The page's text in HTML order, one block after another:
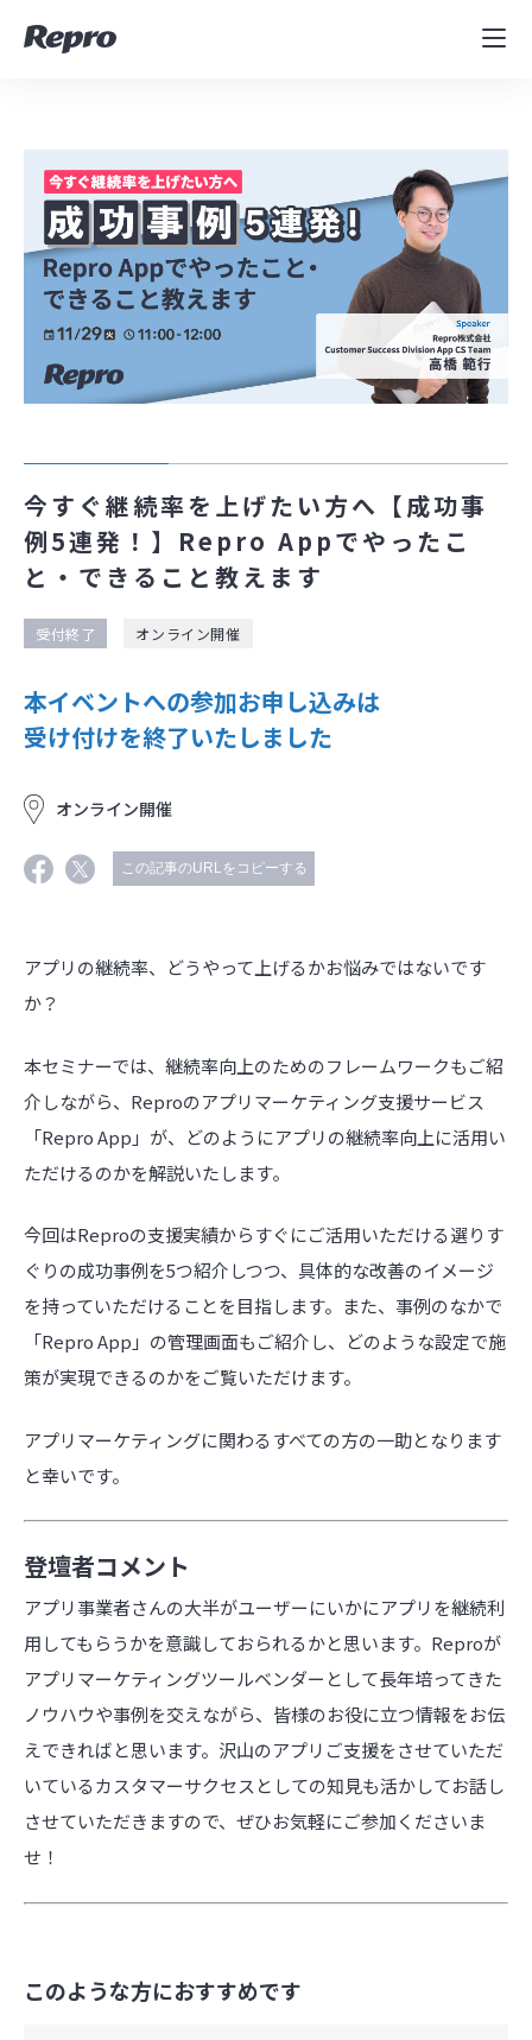
MAツール
コンサルティング
導入事例
セミナー／イベント
資料／コンテンツ
今すぐ継続率を上げたい方へ【成功事
例5連発！】Repro Appでやったこ
と・できること教えます
受付終了 オンライン開催
本イベントへの参加お申し込みは
受け付けを終了いたしました
オンライン開催
この記事のURLをコピーする
アプリの継続率、どうやって上げるかお悩みではないです
か？
本セミナーでは、継続率向上のためのフレームワークもご紹
介しながら、Reproのアプリマーケティング支援サービス
「Repro App」が、どのようにアプリの継続率向上に活用い
ただけるのかを解説いたします。
今回はReproの支援実績からすぐにご活用いただける選りす
ぐりの成功事例を5つ紹介しつつ、具体的な改善のイメージ
を持っていただけることを目指します。また、事例のなかで
「Repro App」の管理画面もご紹介し、どのような設定で施
策が実現できるのかをご覧いただけます。
アプリマーケティングに関わるすべての方の一助となります
と幸いです。
登壇者コメント
アプリ事業者さんの大半がユーザーにいかにアプリを継続利
用してもらうかを意識しておられるかと思います。Reproが
アプリマーケティングツールベンダーとして長年培ってきた
ノウハウや事例を交えながら、皆様のお役に立つ情報をお伝
えできればと思います。沢山のアプリご支援をさせていただ
いているカスタマーサクセスとしての知見も活かしてお話し
させていただきますので、ぜひお気軽にご参加くださいま
せ！
このような方におすすめです